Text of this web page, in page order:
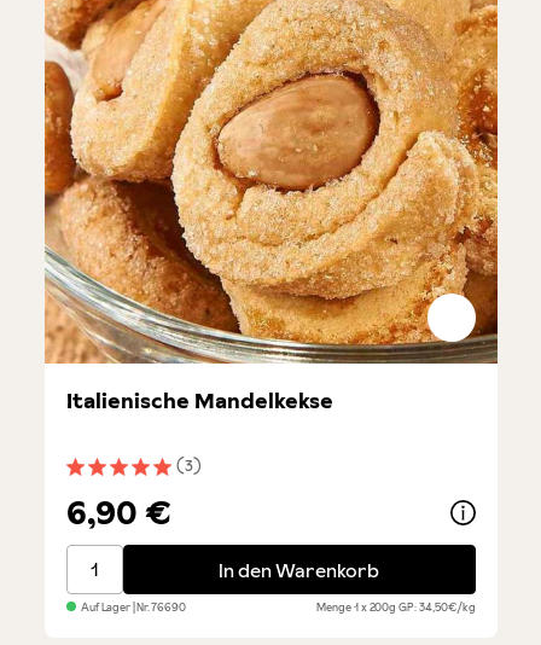
Durchschnittliche Bewertung von 5 von 5 Sternen
(3)
Italienische Mandelkekse
6,90 €
Italienische MandelkekseIn den Warenkorb
Auf Lager| Nr.76690 Menge1 x 200gGP: 34,50€/kg